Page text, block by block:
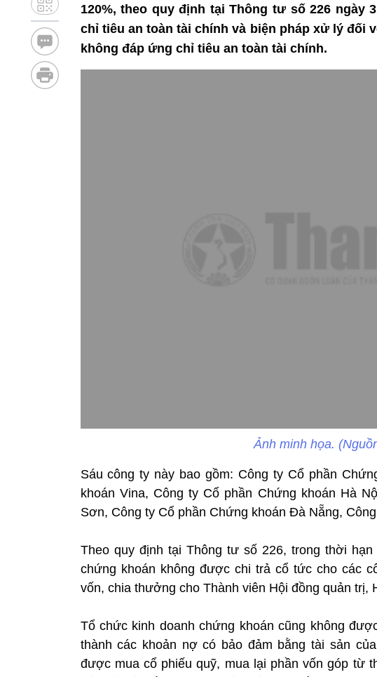
120%, theo quy định tại Thông tư số 226 ngày
chỉ tiêu an toàn tài chính và biện pháp xử lý đối
không đáp ứng chỉ tiêu an toàn tài chính.
Ảnh minh họa.
Sáu công ty này bao gồm: Công ty Cổ phần
khoán Vina, Công ty Cổ phần Chứng khoán Hà
Sơn, Công ty Cổ phần Chứng khoán Đà Nẵng,
Theo quy định tại Thông tư số 226, trong thời
chứng khoán không được chi trả cổ tức cho các
vốn, chia thưởng cho Thành viên Hội đồng quản trị,
Tổ chức kinh doanh chứng khoán cũng không
thành các khoản nợ có bảo đảm bằng tài sản
được mua cổ phiếu quỹ, mua lại phần vốn góp từ